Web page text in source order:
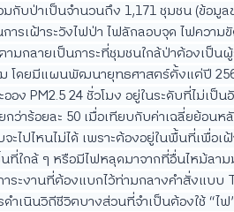
มกับป่าเป็นจำนวนถึง 1,171 ชุมชน (ข้อ
ารเฝ้าระวังไฟป่า ไฟลักลอบจุด ไฟควา
ามกลายเป็นภาระที่ชุมชนใกล้ป่าต้องเป็
โดยมีแผนพัฒนายุทธศาสตร์ตั้งแต่ปี
อง PM2.5 24 ชั่วโมง อยู่ในระดับที่ไม่เ
าร้อยละ 50 เมื่อเทียบกับค่าเฉลี่ยย้อนห
ปไหนไม่ได้ เพราะต้องอยู่ในพื้นที่เพื่อเฝ้
ที่ใกล้ ๆ หรือมีไฟหลุดมาจากที่อื่นไหม้ลา
าระงานที่ต้องแบกไว้ท่ามกลางคำสั่งแบ
ำเนินวิถีชีวิตบางส่วนที่จำเป็นต้องใช้ “ไฟ